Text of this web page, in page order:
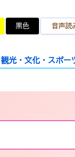
黒色 音声読
観光・文化・スポー